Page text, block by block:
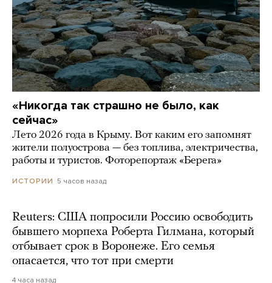
«Никогда так страшно не было, как
сейчас»
Лето 2026 года в Крыму. Вот каким его запомнят
жители полуострова — без топлива, электричества,
работы и туристов. Фоторепортаж «Берега»
ИСТОРИИ 5 часов назад
Reuters: США попросили Россию освободить
бывшего морпеха Роберта Гилмана, который
отбывает срок в Воронеже. Его семья
опасается, что тот при смерти
4 часа назад